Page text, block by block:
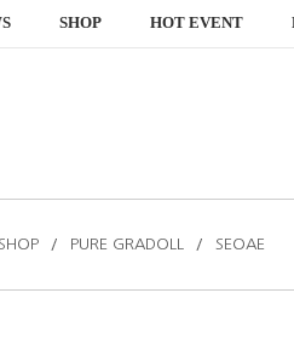
SHOP HOT EVENT
SHOP PURE GRADOLL SEOAE